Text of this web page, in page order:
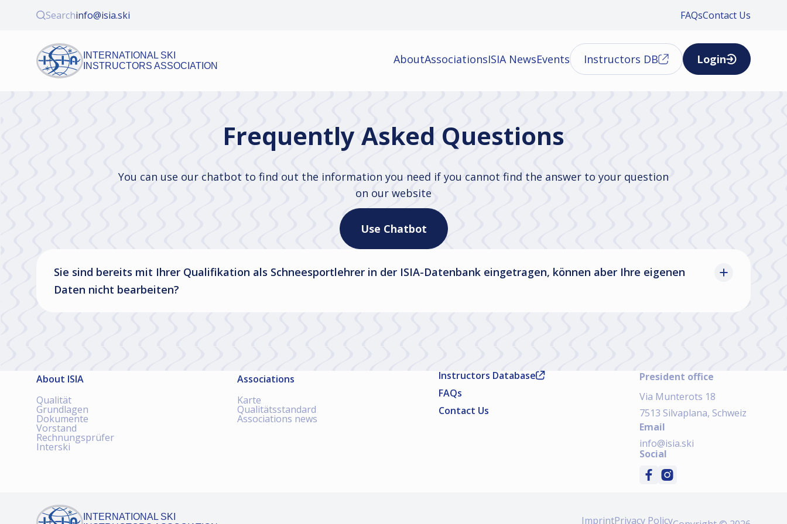
Searchinfo@isia.ski FAQsContact Us
INTERNATIONAL SKI
INSTRUCTORS ASSOCIATION
AboutAssociationsISIA NewsEvents Instructors DB Login
Frequently Asked Questions
You can use our chatbot to find out the information you need if you cannot find the answer to your question
on our website
Use Chatbot
Sie sind bereits mit Ihrer Qualifikation als Schneesportlehrer in der ISIA-Datenbank eingetragen, können aber Ihre eigenen
Daten nicht bearbeiten?
About ISIA
Qualität
Grundlagen
Dokumente
Vorstand
Rechnungsprüfer
Interski
Associations
Karte
Qualitätsstandard
Associations news
Instructors Database
FAQs
Contact Us
President office
Via Munterots 18
7513 Silvaplana, Schweiz
Email
info@isia.ski
Social
INTERNATIONAL SKI
ImprintPrivacy Policy